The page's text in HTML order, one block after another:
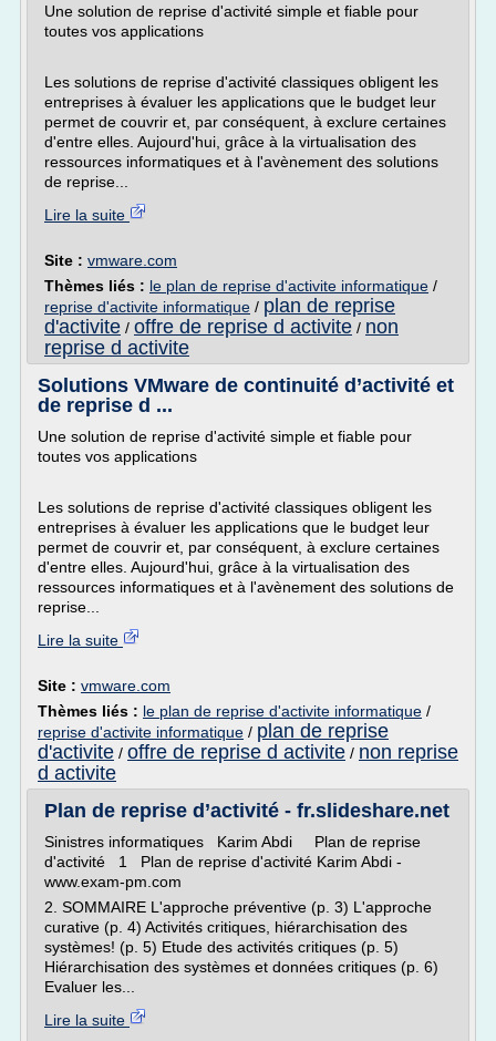
Une solution de reprise d'activité simple et fiable pour
toutes vos applications
Les solutions de reprise d'activité classiques obligent les
entreprises à évaluer les applications que le budget leur
permet de couvrir et, par conséquent, à exclure certaines
d'entre elles. Aujourd'hui, grâce à la virtualisation des
ressources informatiques et à l'avènement des solutions
de reprise...
Lire la suite
Site : vmware.com
Thèmes liés : le plan de reprise d'activite informatique /
reprise d'activite informatique / plan de reprise
d'activite / offre de reprise d activite / non
reprise d activite
Solutions VMware de continuité d’activité et
de reprise d ...
Une solution de reprise d'activité simple et fiable pour
toutes vos applications
Les solutions de reprise d'activité classiques obligent les
entreprises à évaluer les applications que le budget leur
permet de couvrir et, par conséquent, à exclure certaines
d'entre elles. Aujourd'hui, grâce à la virtualisation des
ressources informatiques et à l'avènement des solutions de
reprise...
Lire la suite
Site : vmware.com
Thèmes liés : le plan de reprise d'activite informatique /
reprise d'activite informatique / plan de reprise
d'activite / offre de reprise d activite / non reprise
d activite
Plan de reprise d’activité - fr.slideshare.net
Sinistres informatiques Karim Abdi Plan de reprise
d'activité 1 Plan de reprise d'activité Karim Abdi -
www.exam-pm.com
2. SOMMAIRE L'approche préventive (p. 3) L'approche
curative (p. 4) Activités critiques, hiérarchisation des
systèmes! (p. 5) Etude des activités critiques (p. 5)
Hiérarchisation des systèmes et données critiques (p. 6)
Evaluer les...
Lire la suite